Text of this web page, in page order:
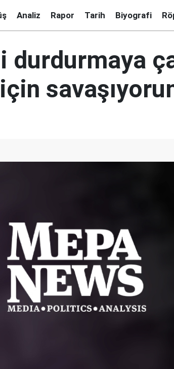
Analiz Rapor Tarih Biyografi
durdurmaya